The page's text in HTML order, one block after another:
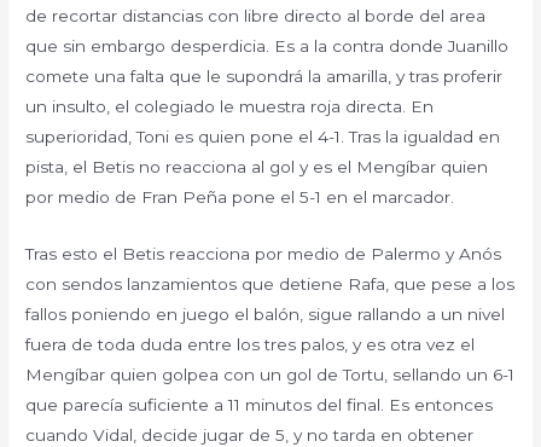
de recortar distancias con libre directo al borde del area
que sin embargo desperdicia. Es a la contra donde Juanillo
comete una falta que le supondrá la amarilla, y tras proferir
un insulto, el colegiado le muestra roja directa. En
superioridad, Toni es quien pone el 4-1. Tras la igualdad en
pista, el Betis no reacciona al gol y es el Mengíbar quien
por medio de Fran Peña pone el 5-1 en el marcador.
Tras esto el Betis reacciona por medio de Palermo y Anós
con sendos lanzamientos que detiene Rafa, que pese a los
fallos poniendo en juego el balón, sigue rallando a un nivel
fuera de toda duda entre los tres palos, y es otra vez el
Mengíbar quien golpea con un gol de Tortu, sellando un 6-1
que parecía suficiente a 11 minutos del final. Es entonces
cuando Vidal, decide jugar de 5, y no tarda en obtener